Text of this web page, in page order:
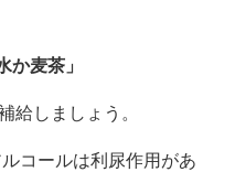
麦茶」
給しましょう。
コールは利尿作用があ